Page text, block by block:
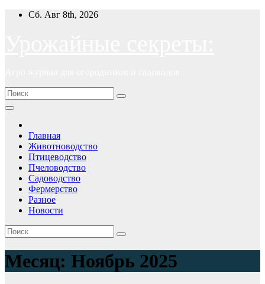
ПерейтиСб. Авг 8th, 2026
Главная
Животноводство
Птицеводство
Пчеловодство
Садоводство
Фермерство
Разное
Новости
Месяц: Ноябрь 2025